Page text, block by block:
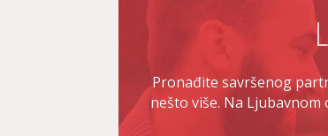
Pronađite savršenog
nešto više. Na